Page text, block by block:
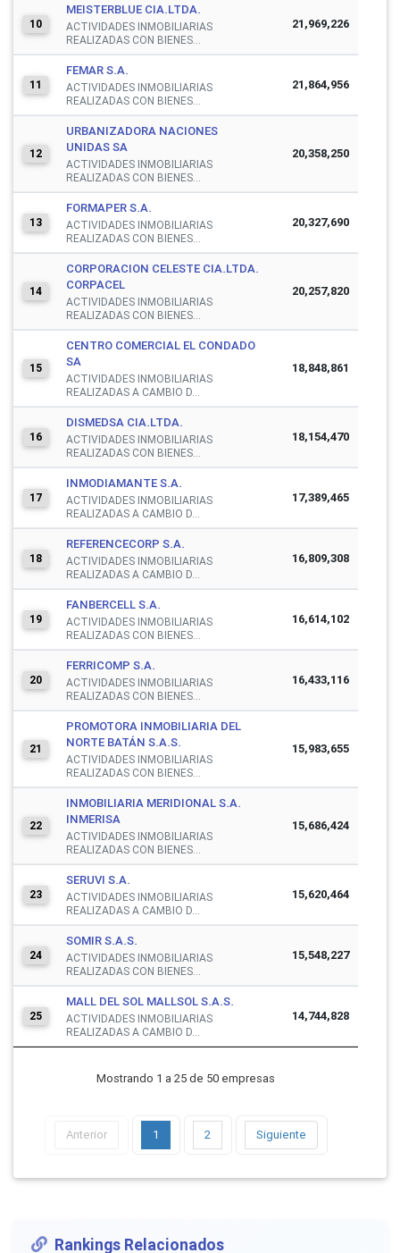
10
MEISTERBLUE CIA.LTDA.
ACTIVIDADES INMOBILIARIAS
REALIZADAS CON BIENES...
21,969,226
11
FEMAR S.A.
ACTIVIDADES INMOBILIARIAS
REALIZADAS CON BIENES...
21,864,956
12
URBANIZADORA NACIONES
UNIDAS SA
ACTIVIDADES INMOBILIARIAS
REALIZADAS CON BIENES...
20,358,250
13
FORMAPER S.A.
ACTIVIDADES INMOBILIARIAS
REALIZADAS CON BIENES...
20,327,690
14
CORPORACION CELESTE CIA.LTDA.
CORPACEL
ACTIVIDADES INMOBILIARIAS
REALIZADAS CON BIENES...
20,257,820
15
CENTRO COMERCIAL EL CONDADO
SA
ACTIVIDADES INMOBILIARIAS
REALIZADAS A CAMBIO D...
18,848,861
16
DISMEDSA CIA.LTDA.
ACTIVIDADES INMOBILIARIAS
REALIZADAS CON BIENES...
18,154,470
17
INMODIAMANTE S.A.
ACTIVIDADES INMOBILIARIAS
REALIZADAS A CAMBIO D...
17,389,465
18
REFERENCECORP S.A.
ACTIVIDADES INMOBILIARIAS
REALIZADAS A CAMBIO D...
16,809,308
19
FANBERCELL S.A.
ACTIVIDADES INMOBILIARIAS
REALIZADAS CON BIENES...
16,614,102
20
FERRICOMP S.A.
ACTIVIDADES INMOBILIARIAS
REALIZADAS CON BIENES...
16,433,116
21
PROMOTORA INMOBILIARIA DEL
NORTE BATÁN S.A.S.
ACTIVIDADES INMOBILIARIAS
REALIZADAS CON BIENES...
15,983,655
22
INMOBILIARIA MERIDIONAL S.A.
INMERISA
ACTIVIDADES INMOBILIARIAS
REALIZADAS CON BIENES...
15,686,424
23
SERUVI S.A.
ACTIVIDADES INMOBILIARIAS
REALIZADAS A CAMBIO D...
15,620,464
24
SOMIR S.A.S.
ACTIVIDADES INMOBILIARIAS
REALIZADAS CON BIENES...
15,548,227
25
MALL DEL SOL MALLSOL S.A.S.
ACTIVIDADES INMOBILIARIAS
REALIZADAS A CAMBIO D...
14,744,828
Mostrando 1 a 25 de 50 empresas
Anterior 1 2 Siguiente
Rankings Relacionados